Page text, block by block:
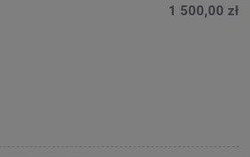
1 500,00 zł